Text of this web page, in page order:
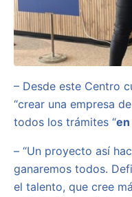
– Desde este Centro
“crear una empresa
todos los trámites “en
– “Un proyecto así
ganaremos todos.
el talento, que cree